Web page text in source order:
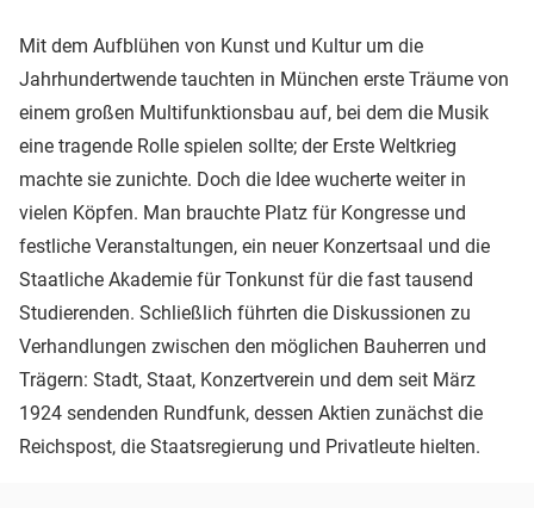
Mit dem Aufblühen von Kunst und Kultur um die
Jahrhundertwende tauchten in München erste Träume von
einem großen Multifunktionsbau auf, bei dem die Musik
eine tragende Rolle spielen sollte; der Erste Weltkrieg
machte sie zunichte. Doch die Idee wucherte weiter in
vielen Köpfen. Man brauchte Platz für Kongresse und
festliche Veranstaltungen, ein neuer Konzertsaal und die
Staatliche Akademie für Tonkunst für die fast tausend
Studierenden. Schließlich führten die Diskussionen zu
Verhandlungen zwischen den möglichen Bauherren und
Trägern: Stadt, Staat, Konzertverein und dem seit März
1924 sendenden Rundfunk, dessen Aktien zunächst die
Reichspost, die Staatsregierung und Privatleute hielten.